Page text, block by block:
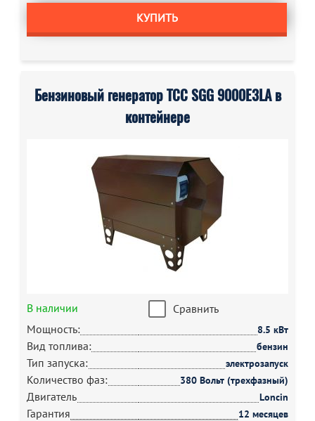
КУПИТЬ
Бензиновый генератор ТСС SGG 9000E3LA в
контейнере
В наличии
Сравнить
Мощность:
8.5 кВт
Вид топлива: бензин
Тип запуска: электрозапуск
Количество фаз: 380 Вольт (трехфазный)
Двигатель Loncin
Гарантия 12 месяцев